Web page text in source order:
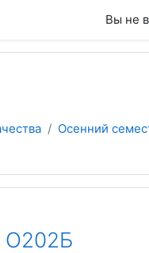
Вы не
Осенний